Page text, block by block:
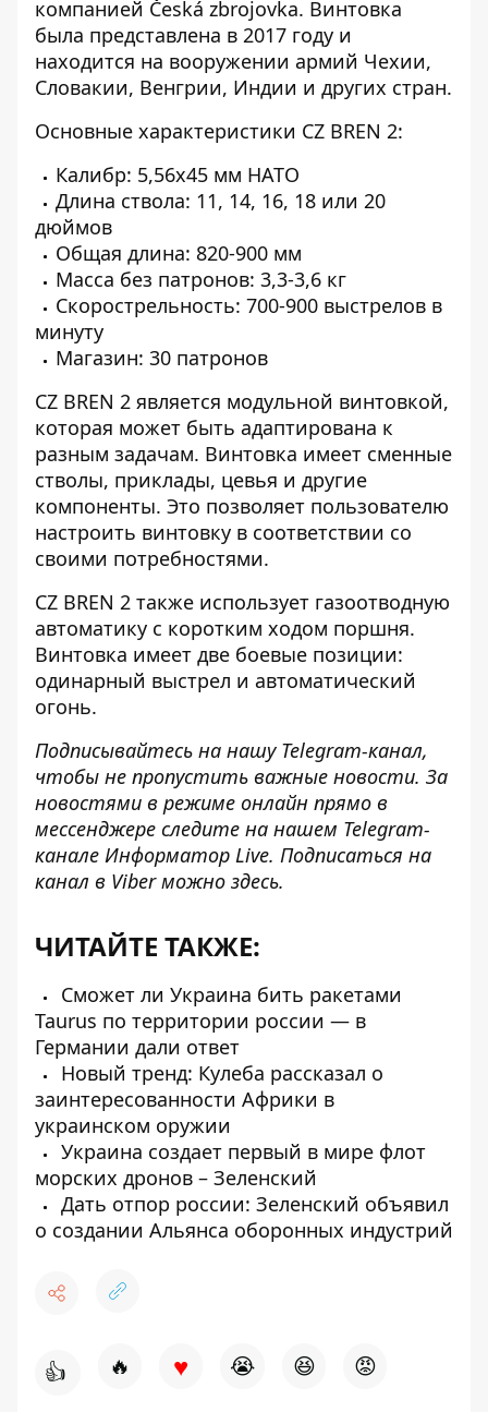
компанией Česká zbrojovka. Винтовка
была представлена ​​в 2017 году и
находится на вооружении армий Чехии,
Словакии, Венгрии, Индии и других стран.
Основные характеристики CZ BREN 2:
Калибр: 5,56x45 мм НАТО
Длина ствола: 11, 14, 16, 18 или 20
дюймов
Общая длина: 820-900 мм
Масса без патронов: 3,3-3,6 кг
Скорострельность: 700-900 выстрелов в
минуту
Магазин: 30 патронов
CZ BREN 2 является модульной винтовкой,
которая может быть адаптирована к
разным задачам. Винтовка имеет сменные
стволы, приклады, цевья и другие
компоненты. Это позволяет пользователю
настроить винтовку в соответствии со
своими потребностями.
CZ BREN 2 также использует газоотводную
автоматику с коротким ходом поршня.
Винтовка имеет две боевые позиции:
одинарный выстрел и автоматический
огонь.
Подписывайтесь на нашу Telegram-канал,
чтобы не пропустить важные новости. За
новостями в режиме онлайн прямо в
мессенджере следите на нашем Telegram-
канале Информатор Live. Подписаться на
канал в Viber можно здесь.
ЧИТАЙТЕ ТАКЖЕ:
Сможет ли Украина бить ракетами
Taurus по территории россии — в
Германии дали ответ
Новый тренд: Кулеба рассказал о
заинтересованности Африки в
украинском оружии
Украина создает первый в мире флот
морских дронов – Зеленский
Дать отпор россии: Зеленский объявил
о создании Альянса оборонных индустрий
👍 🔥 ♥ 😭 😆 😡